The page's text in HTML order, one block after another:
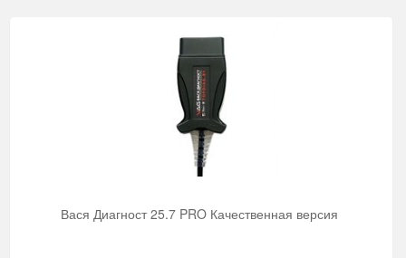
Вася Диагност 25.7 PRO Качественная версия